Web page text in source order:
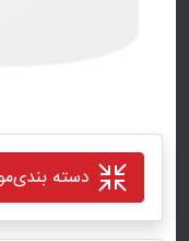
دسته بندی